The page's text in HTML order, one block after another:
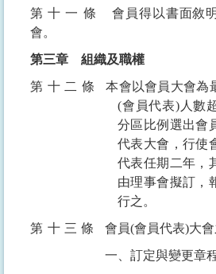
第十一條
會員得以書面敘
會。
第三章
組織及職權
第十二條
本會以會員大會為
(會員代表)人數
分區比例選出會
代表大會，行使
代表任期二年，
由理事會擬訂，
行之。
第十三條
會員(會員代表)大會
一、訂定與變更章程